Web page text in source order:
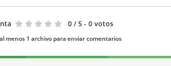
0 / 5 - 0 votos
menos 1 archivo para enviar comentarios